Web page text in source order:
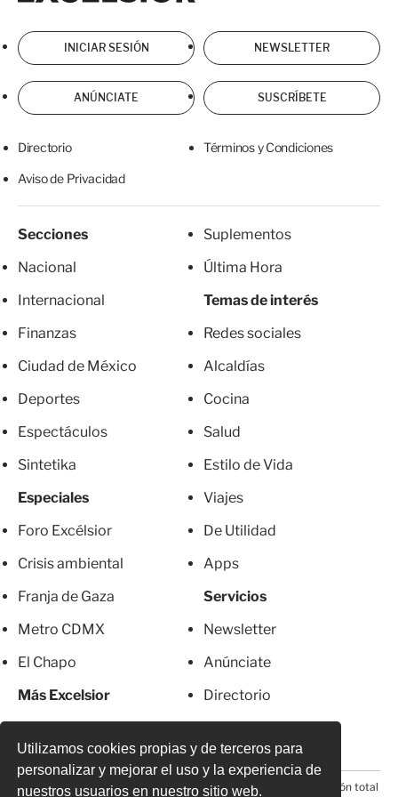
Utilizamos cookies propias y de terceros para
personalizar y mejorar el uso y la experiencia de
nuestros usuarios en nuestro sitio web.
INICIAR SESIÓN NEWSLETTER
ANÚNCIATE SUSCRÍBETE
Directorio Términos y Condiciones
Aviso de Privacidad
Secciones
Nacional
Internacional
Finanzas
Ciudad de México
Deportes
Espectáculos
Sintetika
Especiales
Foro Excélsior
Crisis ambiental
Franja de Gaza
Metro CDMX
El Chapo
Más Excelsior
Suplementos
Última Hora
Temas de interés
Redes sociales
Alcaldías
Cocina
Salud
Estilo de Vida
Viajes
De Utilidad
Apps
Servicios
Newsletter
Anúnciate
Directorio
© 2026 Todos los derechos reservados. Prohibida la reproducción total